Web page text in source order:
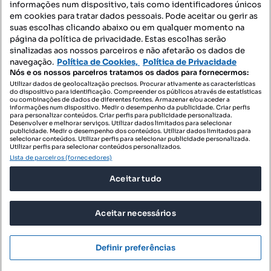
Mapa do Site
Contacte-nos
SIGA-NOS:
DESCARREGAR NA:
© 2026 Imovirtual.com, OLX Portugal, S.A.
TERMOS DE UTILIZAÇÃO
POLÍTICA DE PRIVACIDADE
CONFIGURAÇÕES DE PRIVACIDADE
informações num dispositivo, tais como identificadores únicos
em cookies para tratar dados pessoais. Pode aceitar ou gerir as
suas escolhas clicando abaixo ou em qualquer momento na
página da política de privacidade. Estas escolhas serão
sinalizadas aos nossos parceiros e não afetarão os dados de
navegação. Política de Cookies, Política de Privacidade
Nós e os nossos parceiros tratamos os dados para fornecermos:
Utilizar dados de geolocalização precisos. Procurar ativamente as características
do dispositivo para identificação. Compreender os públicos através de estatísticas
ou combinações de dados de diferentes fontes. Armazenar e/ou aceder a
informações num dispositivo. Medir o desempenho da publicidade. Criar perfis
para personalizar conteúdos. Criar perfis para publicidade personalizada.
Desenvolver e melhorar serviços. Utilizar dados limitados para selecionar
publicidade. Medir o desempenho dos conteúdos. Utilizar dados limitados para
selecionar conteúdos. Utilizar perfis para selecionar publicidade personalizada.
Utilizar perfis para selecionar conteúdos personalizados.
Lista de parceiros (fornecedores)
Aceitar tudo
Aceitar necessários
Definir preferências